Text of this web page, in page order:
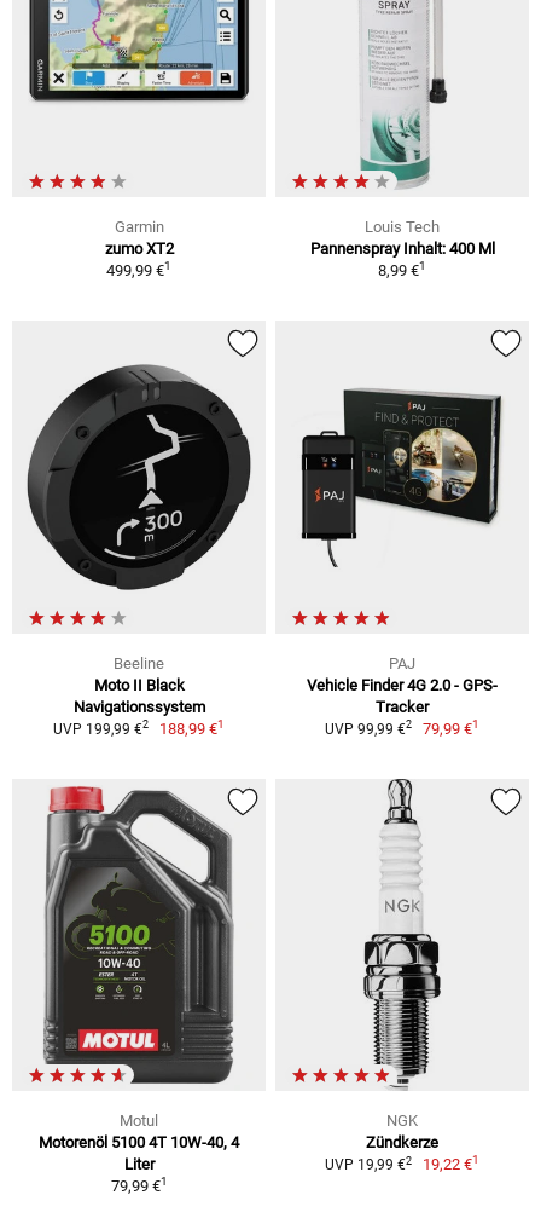
Garmin
zumo XT2
499,99 €1
Louis Tech
Pannenspray Inhalt: 400 Ml
8,99 €1
Beeline
Moto II Black
Navigationssystem
UVP 199,99 €2 188,99 €1
PAJ
Vehicle Finder 4G 2.0 - GPS-
Tracker
UVP 99,99 €2 79,99 €1
Motul
Motorenöl 5100 4T 10W-40, 4
Liter
79,99 €1
NGK
Zündkerze
UVP 19,99 €2 19,22 €1